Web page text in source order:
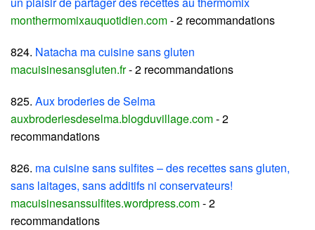
monthermomixauquotidien.com- 2 recommandations
824. Natacha ma cuisine sans gluten
macuisinesansgluten.fr- 2 recommandations
825. Aux broderies de Selma
auxbroderiesdeselma.blogduvillage.com- 2
recommandations
826. ma cuisine sans sulfites – des recettes sans gluten,
sans laitages, sans additifs ni conservateurs!
macuisinesanssulfites.wordpress.com- 2
recommandations